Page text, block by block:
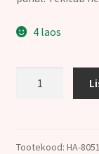
4 laos
paradisi)
Tootekood: HA-